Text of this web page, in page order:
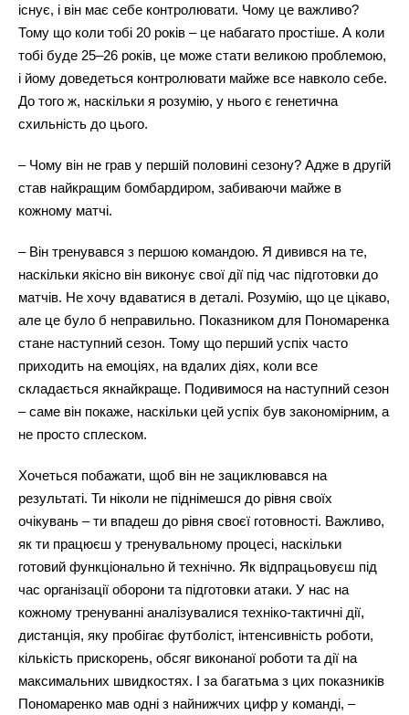
існує, і він має себе контролювати. Чому це важливо?
Тому що коли тобі 20 років – це набагато простіше. А коли
тобі буде 25–26 років, це може стати великою проблемою,
і йому доведеться контролювати майже все навколо себе.
До того ж, наскільки я розумію, у нього є генетична
схильність до цього.
–Чому він не грав у першій половині сезону? Адже в другій
став найкращим бомбардиром, забиваючи майже в
кожному матчі.
– Він тренувався з першою командою. Я дивився на те,
наскільки якісно він виконує свої дії під час підготовки до
матчів. Не хочу вдаватися в деталі. Розумію, що це цікаво,
але це було б неправильно. Показником для Пономаренка
стане наступний сезон. Тому що перший успіх часто
приходить на емоціях, на вдалих діях, коли все
складається якнайкраще. Подивимося на наступний сезон
– саме він покаже, наскільки цей успіх був закономірним, а
не просто сплеском.
Хочеться побажати, щоб він не зациклювався на
результаті. Ти ніколи не піднімешся до рівня своїх
очікувань – ти впадеш до рівня своєї готовності. Важливо,
як ти працюєш у тренувальному процесі, наскільки
готовий функціонально й технічно. Як відпрацьовуєш під
час організації оборони та підготовки атаки. У нас на
кожному тренуванні аналізувалися техніко-тактичні дії,
дистанція, яку пробігає футболіст, інтенсивність роботи,
кількість прискорень, обсяг виконаної роботи та дії на
максимальних швидкостях. І за багатьма з цих показників
Пономаренко мав одні з найнижчих цифр у команді, –